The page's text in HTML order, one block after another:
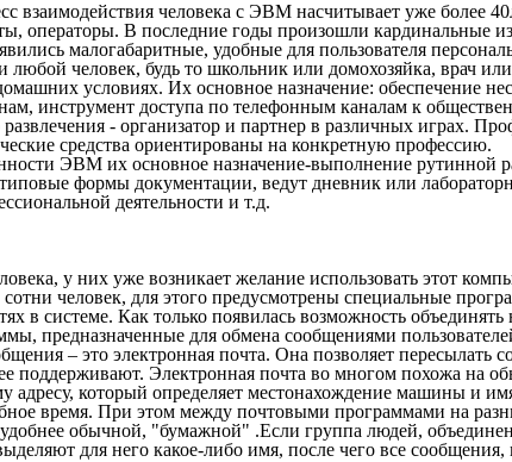
взаимодействия человека с ЭВМ насчитывает уже более
операторы. В последние годы произошли кардинальные
малогабаритные, удобные для пользователя
любой человек, будь то школьник или домохозяйка, врач
условиях. Их основное назначение: обеспечение
инструмент доступа по телефонным каналам к
- организатор и партнер в различных играх.
средства ориентированы на конкретную профессию.
ЭВМ их основное назначение-выполнение
формы документации, ведут дневник или
деятельности и т.д.
у них уже возникает желание использовать этот
человек, для этого предусмотрены специальные
в системе. Как только появилась возможность
предназначенные для обмена сообщениями
– это электронная почта. Она позволяет
поддерживают. Электронная почта во многом похожа на
адресу, который определяет местонахождение машины и
время. При этом между почтовыми программами на
обычной, "бумажной" .Если группа людей,
для него какое-либо имя, после чего все